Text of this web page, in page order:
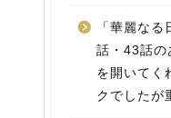
「華麗な
話・43話の
を開いてく
クでしたが